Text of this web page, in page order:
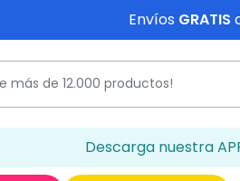
Envíos GRATIS
Descarga nuestra